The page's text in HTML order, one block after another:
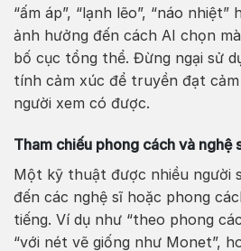
“ấm áp”, “lạnh lẽo”, “náo
ảnh hưởng đến cách AI chọn
bố cục tổng thể. Đừng ngại sử
tính cảm xúc để truyền đạt
người xem có được.
Tham chiếu phong cách và nghệ
Một kỹ thuật được nhiều người
đến các nghệ sĩ hoặc phong
tiếng. Ví dụ như “theo phong
“với nét vẽ giống như Monet”,